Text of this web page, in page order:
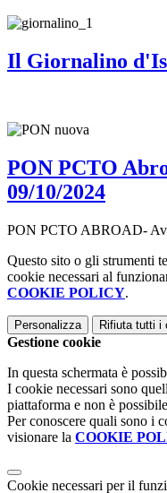
Il Giornalino
PON PCTO
09/10/2024
PON PCTO ABROAD-
Questo sito o gli strumenti
cookie necessari al
COOKIE POLICY.
Personalizza Rifiuta tutti i
Gestione cookie
In questa schermata è
I cookie necessari sono
piattaforma e non è
Per conoscere quali sono i
visionare la COOKIE
Cookie necessari per il